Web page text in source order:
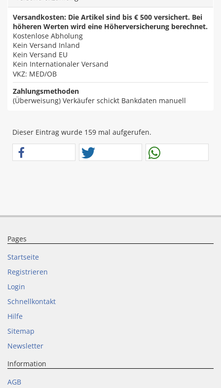
Versandkosten: Die Artikel sind bis € 500 versichert. Bei
höheren Werten wird eine Höherversicherung berechnet.
Kostenlose Abholung
Kein Versand Inland
Kein Versand EU
Kein Internationaler Versand
VKZ: MED/OB
Zahlungsmethoden
(Überweisung) Verkäufer schickt Bankdaten manuell
Dieser Eintrag wurde 159 mal aufgerufen.
Pages
Startseite
Registrieren
Login
Schnellkontakt
Hilfe
Sitemap
Newsletter
Information
AGB